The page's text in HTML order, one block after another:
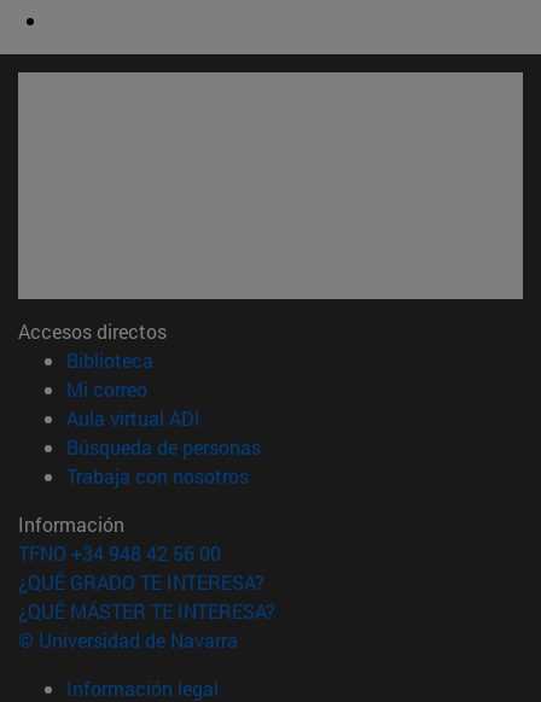
Accesos directos
Biblioteca
Mi correo(abre en nueva ventana)
Aula virtual ADI
Búsqueda de personas(abre en nueva ventana)
Trabaja con nosotros(abre en nueva ventana)
Información
TFNO +34 948 42 56 00
¿QUÉ GRADO TE INTERESA?
¿QUÉ MÁSTER TE INTERESA?
© Universidad de Navarra
Información legal